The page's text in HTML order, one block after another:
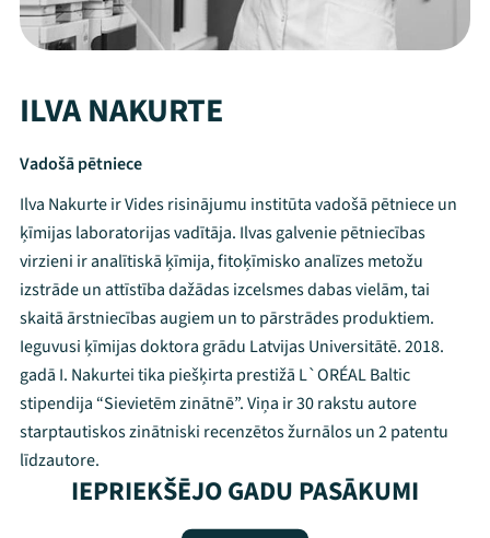
Mana programma
ILVA NAKURTE
Vadošā pētniece
Ilva Nakurte ir Vides risinājumu institūta vadošā pētniece un
ķīmijas laboratorijas vadītāja. Ilvas galvenie pētniecības
virzieni ir analītiskā ķīmija, fitoķīmisko analīzes metožu
izstrāde un attīstība dažādas izcelsmes dabas vielām, tai
skaitā ārstniecības augiem un to pārstrādes produktiem.
Ieguvusi ķīmijas doktora grādu Latvijas Universitātē. 2018.
gadā I. Nakurtei tika piešķirta prestižā L`ORÉAL Baltic
stipendija “Sievietēm zinātnē”. Viņa ir 30 rakstu autore
starptautiskos zinātniski recenzētos žurnālos un 2 patentu
līdzautore.
IEPRIEKŠĒJO GADU PASĀKUMI